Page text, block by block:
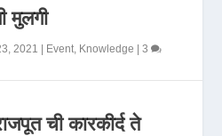
मुलगी
2021 Event, Knowledge |3
ची कारकीर्द ते